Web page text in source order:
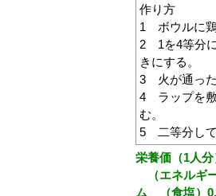
作り方
1 ボウルに鶏
2 1を4等分に
きにする。
3 火が通った
4 ラップを敷
む。
5 二等分して
栄養価（1人分
（エネルギ
ム （食塩）